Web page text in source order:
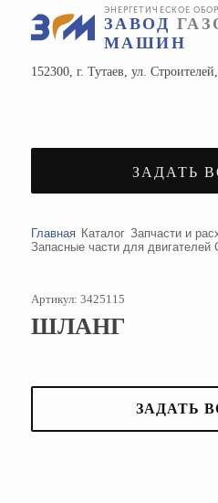
ЭНЕРГЕТИЧЕСКОЕ
ЗАВОД
МАШИН
152300, г. Тутаев, ул.
ЗАДАТЬ
Главная Каталог Запчасти и
Запасные части для двигателей
Артикул: 3425115
ШЛАНГ
ЗАДАТЬ